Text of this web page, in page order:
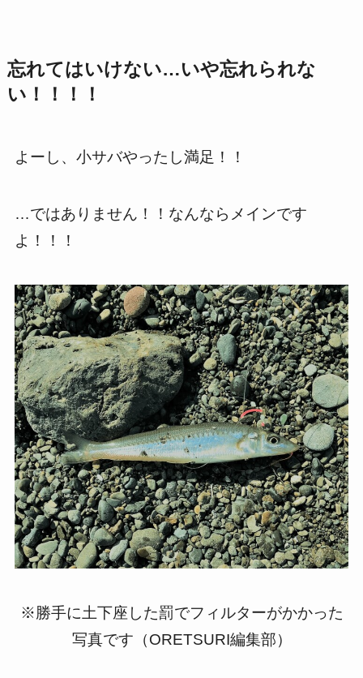
忘れてはいけない…いや忘れられな
い！！！！
よーし、小サバやったし満足！！
…ではありません！！なんならメインです
よ！！！
※勝手に土下座した罰でフィルターがかかった
写真です（ORETSURI編集部）